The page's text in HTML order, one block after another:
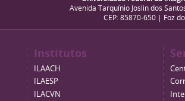
Avenida Tarquínio Joslin dos
CEP: 85870-650 | Foz
Institutos
ILAACH
ILAESP
ILACVN